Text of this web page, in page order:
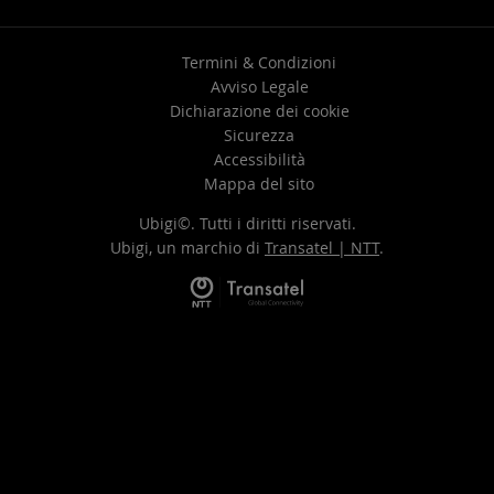
Termini & Condizioni
Avviso Legale
Dichiarazione dei cookie
Sicurezza
Accessibilità
Mappa del sito
Ubigi©. Tutti i diritti riservati.
Ubigi, un marchio di Transatel | NTT.